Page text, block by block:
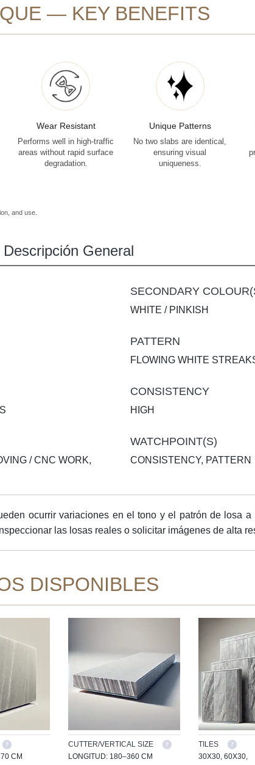
— KEY BENEFITS
Wear Resistant
Performs well in high-traffic
areas without rapid surface
degradation.
Unique Patterns
No two slabs are identical,
ensuring visual
uniqueness.
and use.
Descripción General
SECONDARY
WHITE / PINKISH
PATTERN
FLOWING WHITE
CONSISTENCY
HIGH
/ CNC WORK,
WATCHPOINT(S)
CONSISTENCY, PATTERN
ocurrir variaciones en el tono y el patrón de losa
las losas reales o solicitar imágenes de alta
DISPONIBLES
CM
CUTTER/VERTICAL SIZE
LONGITUD: 180–360 CM
TILES
30X30, 60X30,